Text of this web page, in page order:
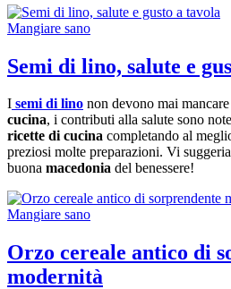
Mangiare sano
Semi di lino, salute e
I semi di lino non devono mai
cucina, i contributi alla salute sono
ricette di cucina completando al
preziosi molte preparazioni. Vi
buona macedonia del benessere!
Mangiare sano
Orzo cereale antico di
modernità